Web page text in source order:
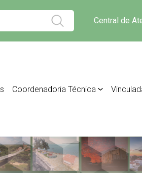
Central de
Coordenadoria Técnica